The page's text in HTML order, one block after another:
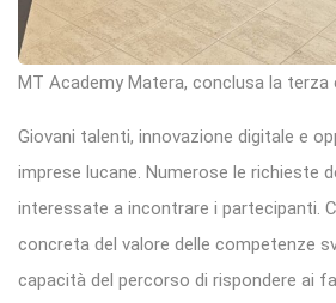
MT Academy Matera, conclusa la terza
Giovani talenti, innovazione digitale e
imprese lucane. Numerose le richieste
interessate a incontrare i partecipanti.
concreta del valore delle competenze
capacità del percorso di rispondere ai